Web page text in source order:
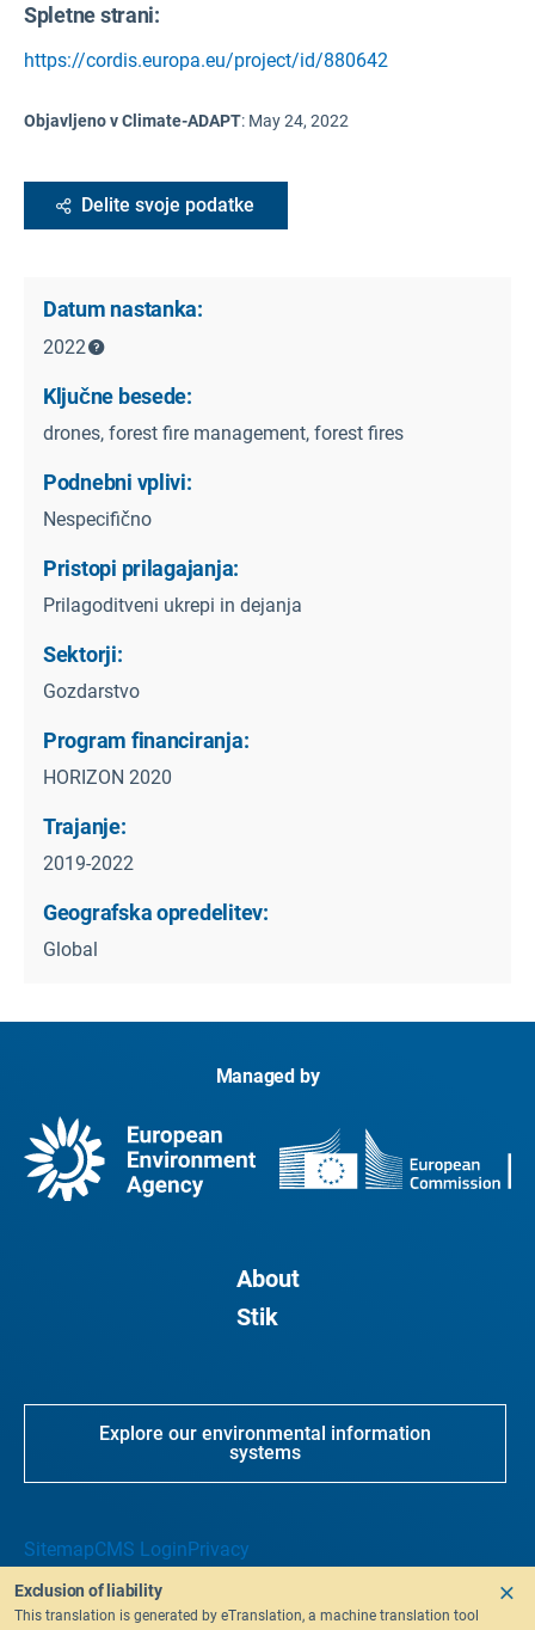
Spletne strani:
https://cordis.europa.eu/project/id/880642
Objavljeno v Climate-ADAPT: May 24, 2022
Delite svoje podatke
Datum nastanka:
2022
Ključne besede:
drones, forest fire management, forest fires
Podnebni vplivi:
Nespecifično
Pristopi prilagajanja:
Prilagoditveni ukrepi in dejanja
Sektorji:
Gozdarstvo
Program financiranja:
HORIZON 2020
Trajanje:
2019-2022
Geografska opredelitev:
Global
Managed by
About
Stik
Explore our environmental information
systems
SitemapCMS Login Privacy
Exclusion of liability
This translation is generated by eTranslation, a machine translation tool